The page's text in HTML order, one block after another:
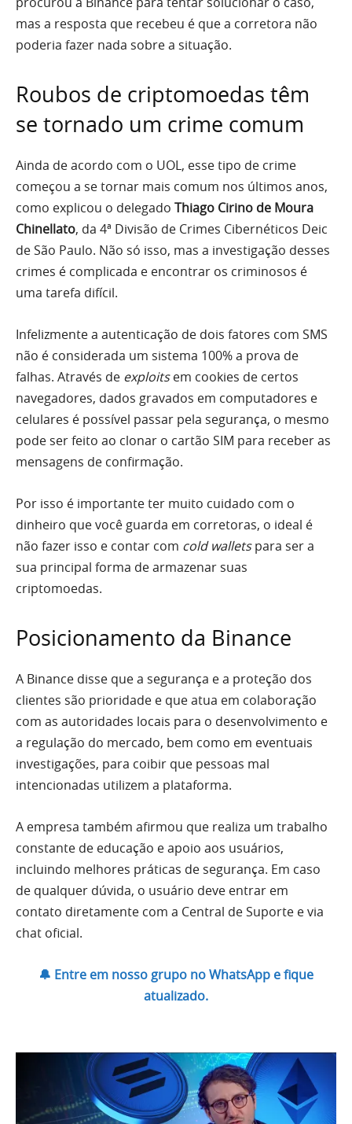
mas a resposta que recebeu é que a corretora não
poderia fazer nada sobre a situação.
Roubos de criptomoedas têm
se tornado um crime comum
Ainda de acordo com o UOL, esse tipo de crime
começou a se tornar mais comum nos últimos anos,
como explicou o delegado Thiago Cirino de Moura
Chinellato, da 4ª Divisão de Crimes Cibernéticos Deic
de São Paulo. Não só isso, mas a investigação desses
crimes é complicada e encontrar os criminosos é
uma tarefa difícil.
Infelizmente a autenticação de dois fatores com SMS
não é considerada um sistema 100% a prova de
falhas. Através de exploitsem cookies de certos
navegadores, dados gravados em computadores e
celulares é possível passar pela segurança, o mesmo
pode ser feito ao clonar o cartão SIM para receber as
mensagens de confirmação.
Por isso é importante ter muito cuidado com o
dinheiro que você guarda em corretoras, o ideal é
não fazer isso e contar com cold walletspara ser a
sua principal forma de armazenar suas
criptomoedas.
Posicionamento da Binance
A Binance disse que a segurança e a proteção dos
clientes são prioridade e que atua em colaboração
com as autoridades locais para o desenvolvimento e
a regulação do mercado, bem como em eventuais
investigações, para coibir que pessoas mal
intencionadas utilizem a plataforma.
A empresa também afirmou que realiza um trabalho
constante de educação e apoio aos usuários,
incluindo melhores práticas de segurança. Em caso
de qualquer dúvida, o usuário deve entrar em
contato diretamente com a Central de Suporte e via
chat oficial.
🔔 Entre em nosso grupo no WhatsApp e fique
atualizado.